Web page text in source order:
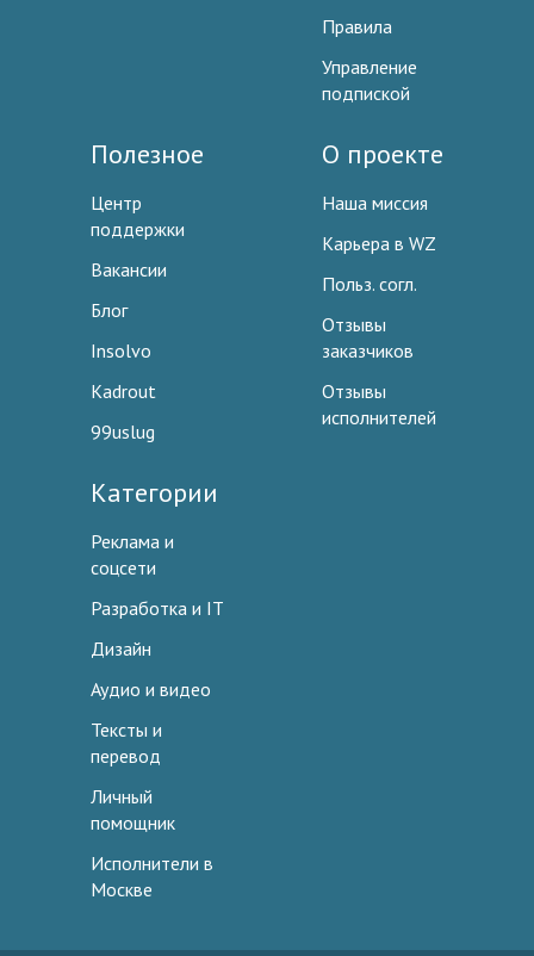
Правила
Управление
подпиской
Полезное
Центр
поддержки
Вакансии
Блог
Insolvo
Kadrout
99uslug
О проекте
Наша миссия
Карьера в WZ
Польз. согл.
Отзывы
заказчиков
Отзывы
исполнителей
Категории
Реклама и
соцсети
Разработка и IT
Дизайн
Аудио и видео
Тексты и
перевод
Личный
помощник
Исполнители в
Москве